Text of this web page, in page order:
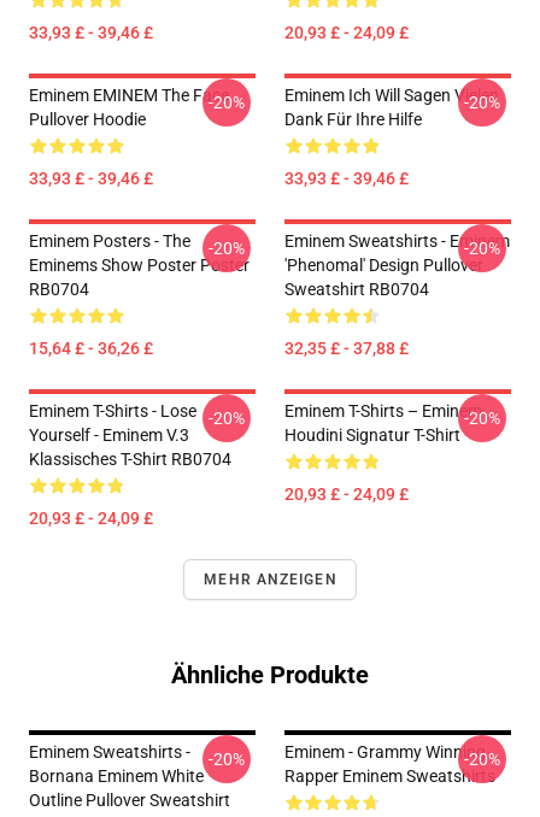
33,93 £ - 39,46 £ 20,93 £ - 24,09 £
Eminem EMINEM The Face
Pullover Hoodie
33,93 £ - 39,46 £
-20%
Eminem Ich Will Sagen Vielen
Dank Für Ihre Hilfe
33,93 £ - 39,46 £
-20%
Eminem Posters - The
Eminems Show Poster Poster
RB0704
15,64 £ - 36,26 £
-20%
Eminem Sweatshirts - Eminem
'Phenomal' Design Pullover
Sweatshirt RB0704
32,35 £ - 37,88 £
-20%
Eminem T-Shirts - Lose
Yourself - Eminem V.3
Klassisches T-Shirt RB0704
20,93 £ - 24,09 £
-20%
Eminem T-Shirts – Eminem
Houdini Signatur T-Shirt
20,93 £ - 24,09 £
-20%
MEHR ANZEIGEN
Ähnliche Produkte
Eminem Sweatshirts -
Bornana Eminem White
Outline Pullover Sweatshirt
-20%
Eminem - Grammy Winning
Rapper Eminem Sweatshirts
-20%